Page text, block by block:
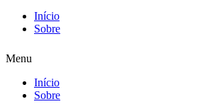
Início
Sobre
Menu
Início
Sobre